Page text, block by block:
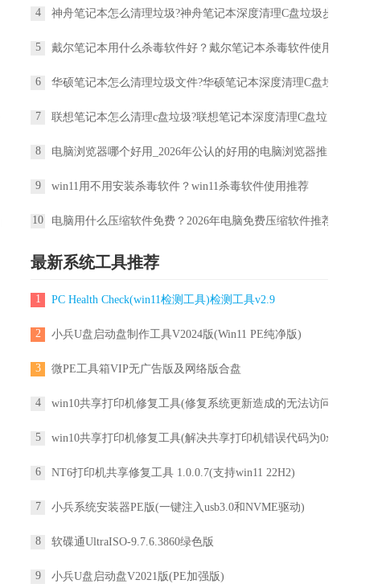
4 神舟笔记本怎么清理垃圾?神舟笔记本深度清理C盘垃圾步
5 戴尔笔记本用什么杀毒软件好？戴尔笔记本杀毒软件使用推
6 华硕笔记本怎么清理垃圾文件?华硕笔记本深度清理C盘垃
7 联想笔记本怎么清理c盘垃圾?联想笔记本深度清理C盘垃
8 电脑浏览器哪个好用_2026年公认的好用的电脑浏览器推
9 win11用不用安装杀毒软件？win11杀毒软件使用推荐
10 电脑用什么压缩软件免费？2026年电脑免费压缩软件推荐
最新系统工具推荐
1 PC Health Check(win11检测工具)检测工具v2.9
2 小兵U盘启动盘制作工具V2024版(Win11 PE纯净版)
3 微PE工具箱VIP无广告版及网络版合盘
4 win10共享打印机修复工具(修复系统更新造成的无法访问
5 win10共享打印机修复工具(解决共享打印机错误代码为0x
6 NT6打印机共享修复工具 1.0.0.7(支持win11 22H2)
7 小兵系统安装器PE版(一键注入usb3.0和NVME驱动)
8 软碟通UltraISO-9.7.6.3860绿色版
9 小兵U盘启动盘V2021版(PE加强版)